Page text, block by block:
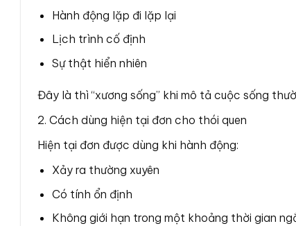
Hành động lặp đi lặp lại
Lịch trình cố định
Sự thật hiển nhiên
Đây là thì “xương sống” khi mô tả cuộc sống
2. Cách dùng hiện tại đơn cho thói quen
Hiện tại đơn được dùng khi hành động:
Xảy ra thường xuyên
Có tính ổn định
Không giới hạn trong một khoảng thời gian